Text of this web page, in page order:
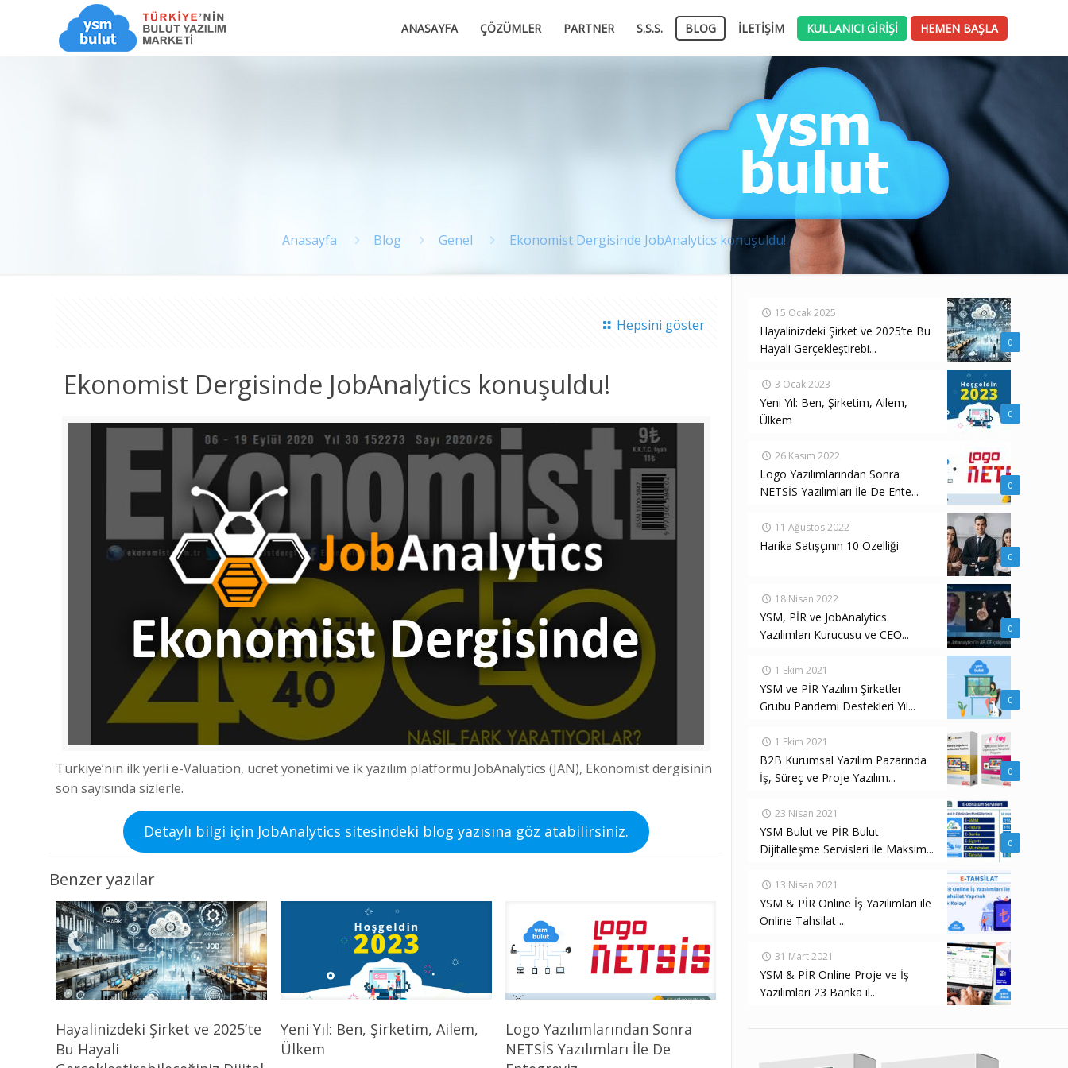
ANASAYFA ÇÖZÜMLER PARTNER S.S.S. BLOG İLETİŞİM KULLANICI GİRİŞİ HEMEN BAŞLA
Anasayfa Blog Genel Ekonomist Dergisinde JobAnalytics konuşuldu!
Hepsini göster
Ekonomist Dergisinde JobAnalytics konuşuldu!
Türkiye’nin ilk yerli e-Valuation, ücret yönetimi ve ik yazılım platformu JobAnalytics (JAN), Ekonomist dergisinin
son sayısında sizlerle.
Detaylı bilgi için JobAnalytics sitesindeki blog yazısına göz atabilirsiniz.
Benzer yazılar
Hayalinizdeki Şirket ve 2025’te
Bu Hayali
Yeni Yıl: Ben, Şirketim, Ailem,
Ülkem
Logo Yazılımlarından Sonra
NETSİS Yazılımları İle De
0
15 Ocak 2025
Hayalinizdeki Şirket ve 2025’te Bu
Hayali Gerçekleştirebi...
0
3 Ocak 2023
Yeni Yıl: Ben, Şirketim, Ailem,
Ülkem
0
26 Kasım 2022
Logo Yazılımlarından Sonra
NETSİS Yazılımları İle De Ente...
0
11 Ağustos 2022
Harika Satışçının 10 Özelliği
0
18 Nisan 2022
YSM, PİR ve JobAnalytics
Yazılımları Kurucusu ve CEO̵...
0
1 Ekim 2021
YSM ve PİR Yazılım Şirketler
Grubu Pandemi Destekleri Yıl...
0
1 Ekim 2021
B2B Kurumsal Yazılım Pazarında
İş, Süreç ve Proje Yazılım...
0
23 Nisan 2021
YSM Bulut ve PİR Bulut
Dijitalleşme Servisleri ile Maksim...
13 Nisan 2021
YSM & PİR Online İş Yazılımları ile
Online Tahsilat ...
31 Mart 2021
YSM & PİR Online Proje ve İş
Yazılımları 23 Banka il...